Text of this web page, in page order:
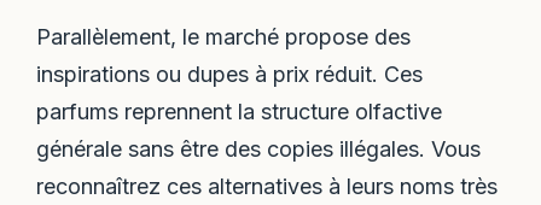
Parallèlement, le marché propose des
inspirations ou dupes à prix réduit. Ces
parfums reprennent la structure olfactive
générale sans être des copies illégales. Vous
reconnaîtrez ces alternatives à leurs noms très